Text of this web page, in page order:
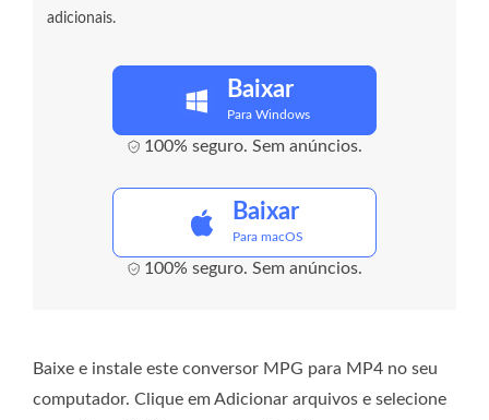
adicionais.
Baixar
Para Windows
100% seguro. Sem anúncios.
Baixar
Para macOS
100% seguro. Sem anúncios.
Baixe e instale este conversor MPG para MP4 no seu
computador. Clique em Adicionar arquivos e selecione